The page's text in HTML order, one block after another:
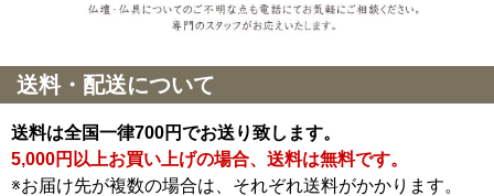
送料・配送について
送料は全国一律700円でお送り致します。
5,000円以上お買い上げの場合、送料は無料です。
※お届け先が複数の場合は、それぞれ送料がかかります。